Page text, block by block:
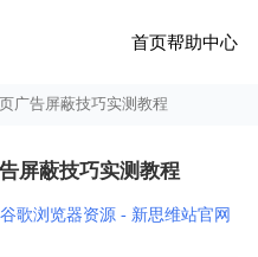
首页帮助中心
广告屏蔽技巧实测教程
屏蔽技巧实测教程
歌浏览器资源 - 新思维站官网